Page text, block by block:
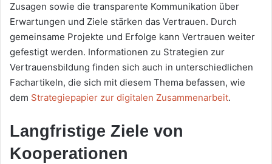
Zusagen sowie die transparente Kommunikation über
Erwartungen und Ziele stärken das Vertrauen. Durch
gemeinsame Projekte und Erfolge kann Vertrauen weiter
gefestigt werden. Informationen zu Strategien zur
Vertrauensbildung finden sich auch in unterschiedlichen
Fachartikeln, die sich mit diesem Thema befassen, wie
dem Strategiepapier zur digitalen Zusammenarbeit.
Langfristige Ziele von
Kooperationen